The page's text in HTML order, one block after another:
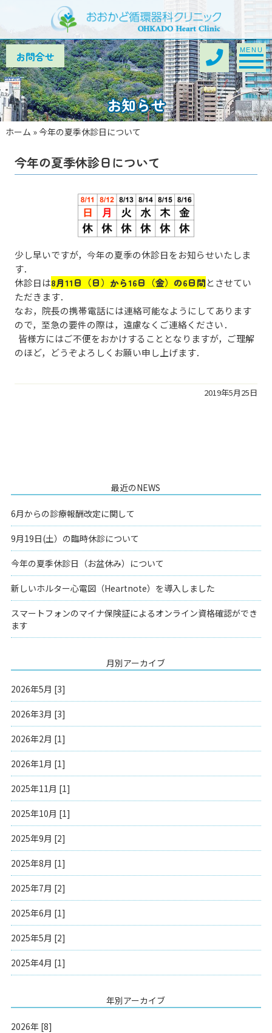
Toggle
MENU
お知らせ
ホーム » 今年の夏季休診日について
今年の夏季休診日について
少し早いですが，今年の夏季の休診日をお知らせいたしま
す．
休診日は8月11日（日）から16日（金）の6日間とさせてい
ただきます．
なお，院長の携帯電話には連絡可能なようにしてあります
ので，至急の要件の際は，遠慮なくご連絡ください．
皆様方にはご不便をおかけすることとなりますが，ご理解
のほど，どうぞよろしくお願い申し上げます．
2019年5月25日
最近のNEWS
6月からの診療報酬改定に関して
9月19日(土）の臨時休診について
今年の夏季休診日（お盆休み）について
新しいホルター心電図（Heartnote）を導入しました
スマートフォンのマイナ保険証によるオンライン資格確認ができ
ます
月別アーカイブ
2026年5月 [3]
2026年3月 [3]
2026年2月 [1]
2026年1月 [1]
2025年11月 [1]
2025年10月 [1]
2025年9月 [2]
2025年8月 [1]
2025年7月 [2]
2025年6月 [1]
2025年5月 [2]
2025年4月 [1]
年別アーカイブ
2026年 [8]